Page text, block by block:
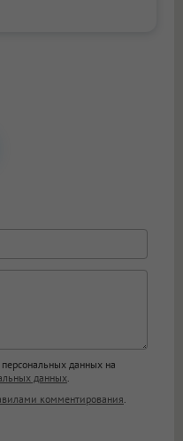
<s>, <big>,
<ul>, <ol>, <li>,
HTML,
данных на
данных
комментирования